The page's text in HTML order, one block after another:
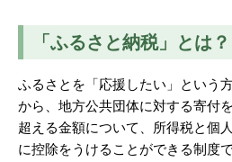
「ふるさと納税」とは？
ふるさとを「応援したい」という
から、地方公共団体に対する寄付
超える金額について、所得税と個
に控除をうけることができる制度で